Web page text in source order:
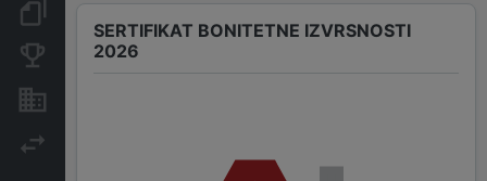
Dokumenti i objave
Konkurentske kompanije
SERTIFIKAT BONITETNE IZVRSNOSTI
2026